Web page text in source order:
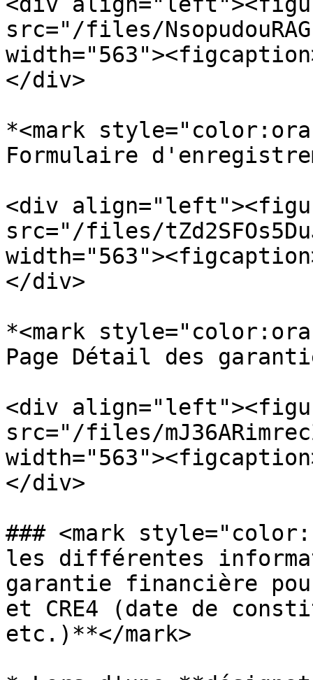
src="/files/
</div>
*<mark
Formulaire
<div
src="/files/
</div>
*<mark
Page Détail des
<div
src="/files/
</div>
### <mark
les différentes
garantie financière
et CRE4 (date de
etc.)**</mark>